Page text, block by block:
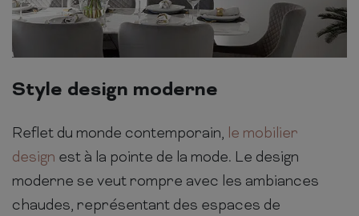
Style design moderne
Reflet du monde contemporain, le mobilier
design est à la pointe de la mode. Le design
moderne se veut rompre avec les ambiances
chaudes, représentant des espaces de